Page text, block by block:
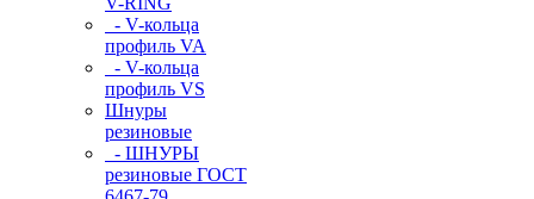
- V-кольца
профиль VA
- V-кольца
профиль VS
Шнуры
резиновые
- ШНУРЫ
резиновые ГОСТ